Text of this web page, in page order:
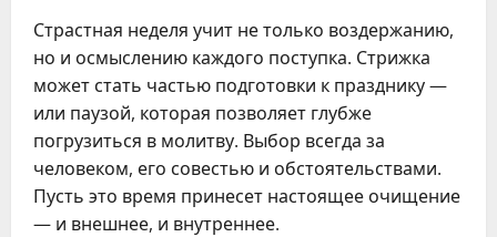
Страстная неделя учит не только воздержанию,
но и осмыслению каждого поступка. Стрижка
может стать частью подготовки к празднику —
или паузой, которая позволяет глубже
погрузиться в молитву. Выбор всегда за
человеком, его совестью и обстоятельствами.
Пусть это время принесет настоящее очищение
— и внешнее, и внутреннее.